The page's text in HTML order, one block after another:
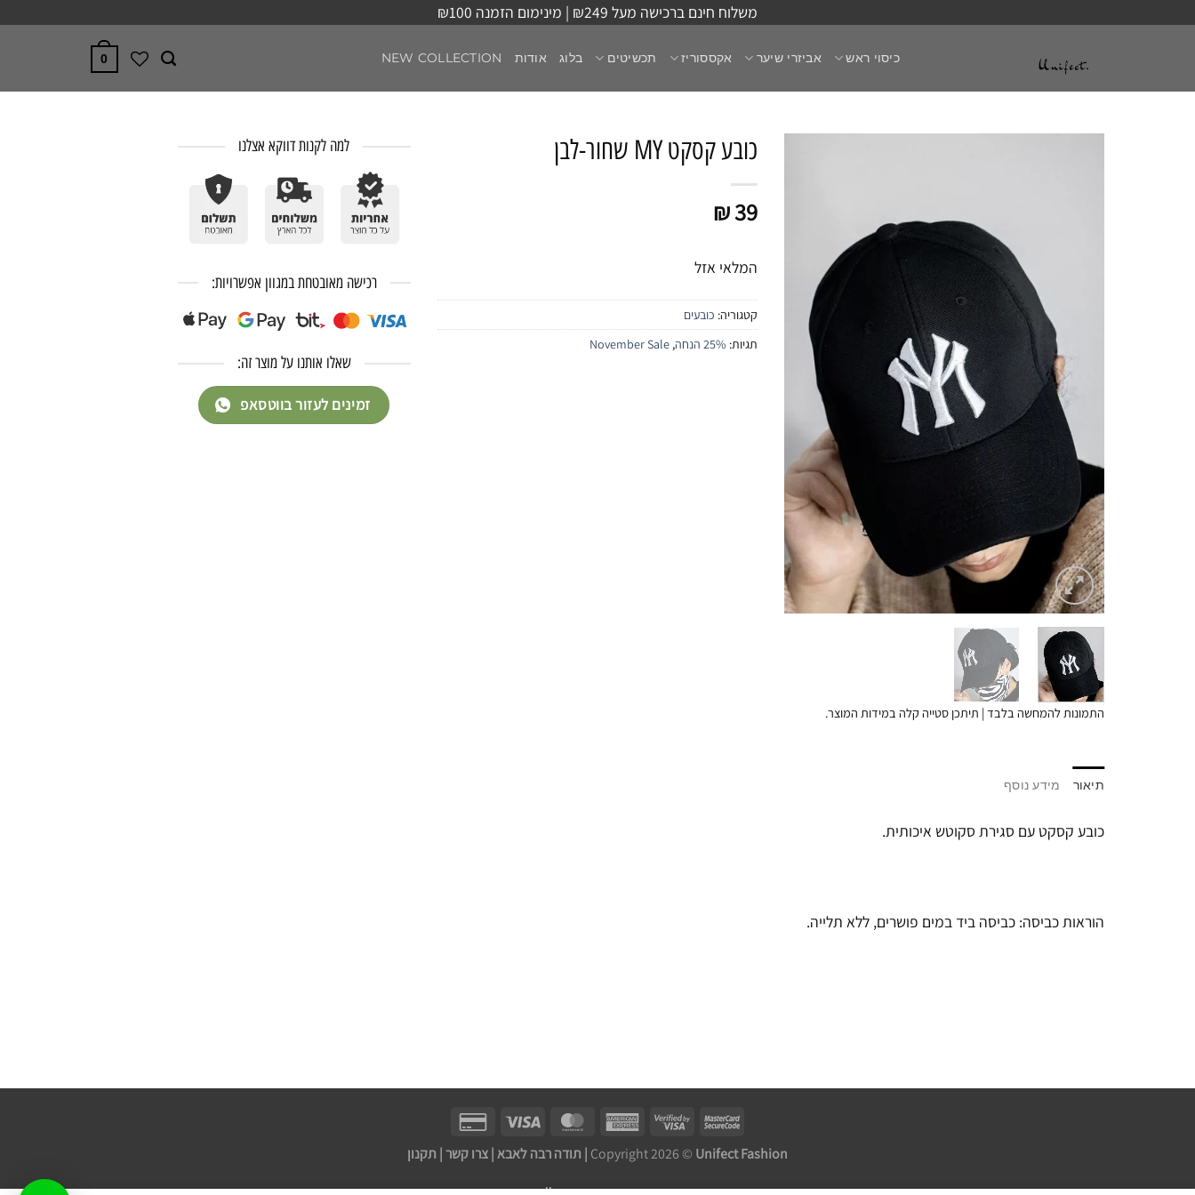
משלוח חינם ברכישה מעל ₪249 | מינימום הזמנה ₪100
כיסוי ראש אביזרי שיער אקססוריז תכשיטים בלוג אודות NEW COLLECTION
0
התמונות להמחשה בלבד | תיתכן סטייה קלה במידות המוצר.
כובע קסקט MY שחור-לבן
₪39
המלאי אזל
קטגוריה: כובעים
תגיות: 25% הנחה ,
November Sale
למה לקנות דווקא אצלנו
רכישה מאובטחת במגוון אפשרויות:
שאלו אותנו על מוצר זה:
זמינים לעזור בווטסאפ
תיאור מידע נוסף
כובע קסקט עם סגירת סקוטש איכותית.
הוראות כביסה: כביסה ביד במים פושרים, ללא תלייה.
Copyright 2026 © Unifect Fashion | תודה רבה לאבא | צרו קשר| תקנון